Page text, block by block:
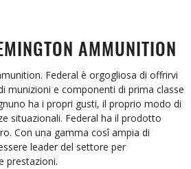
AMMUNITION
Federal è orgogliosa di offrirvi
munizioni e componenti di prima classe
ha i propri gusti, il proprio modo di
situazionali. Federal ha il prodotto
Con una gamma cosî ampia di
leader del settore per
prestazioni.